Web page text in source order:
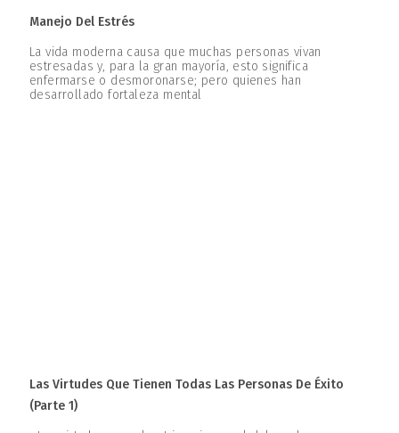
Manejo Del Estrés
La vida moderna causa que muchas personas vivan
estresadas y, para la gran mayoría, esto significa
enfermarse o desmoronarse; pero quienes han
desarrollado fortaleza mental
Las Virtudes Que Tienen Todas Las Personas De Éxito
(parte 1)